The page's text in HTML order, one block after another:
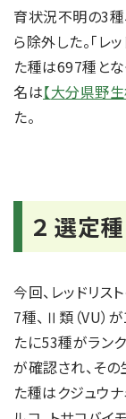
育状況不明の3
ら除外した。「レ
た種は697種と
名は【大分県野生
た。
２ 選定
今回、レッドリス
7種、Ⅱ類（VU）
たに53種がラン
が確認され、そ
た種はクジュウナ